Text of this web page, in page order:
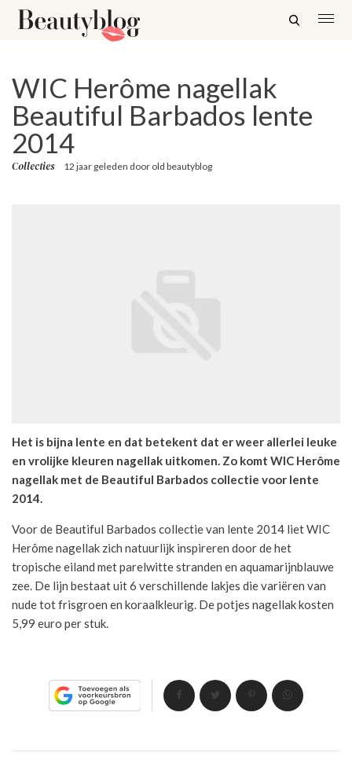
WIC Herôme nagellak
Beautiful Barbados lente
2014
Collecties 12 jaar geleden door old beautyblog
Het is bijna lente en dat betekent dat er weer allerlei leuke
en vrolijke kleuren nagellak uitkomen. Zo komt WIC Herôme
nagellak met de Beautiful Barbados collectie voor lente
2014.
Voor de Beautiful Barbados collectie van lente 2014 liet WIC
Herôme nagellak zich natuurlijk inspireren door de het
tropische eiland met parelwitte stranden en aquamarijnblauwe
zee. De lijn bestaat uit 6 verschillende lakjes die variëren van
nude tot frisgroen en koraalkleurig. De potjes nagellak kosten
5,99 euro per stuk.